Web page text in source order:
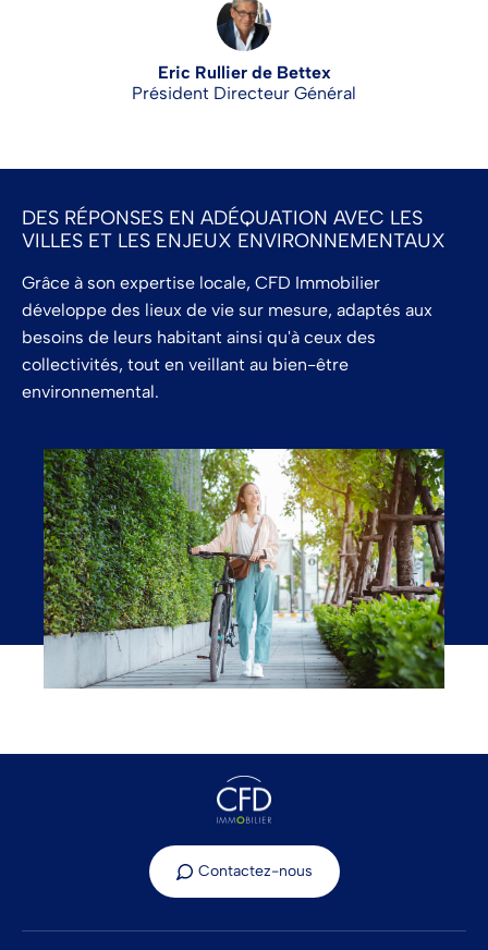
Eric Rullier de Bettex
Président Directeur Général
DES RÉPONSES EN ADÉQUATION AVEC LES
VILLES ET LES ENJEUX ENVIRONNEMENTAUX
Grâce à son expertise locale, CFD Immobilier
développe des lieux de vie sur mesure, adaptés aux
besoins de leurs habitant ainsi qu'à ceux des
collectivités, tout en veillant au bien-être
environnemental.
Contactez-nous